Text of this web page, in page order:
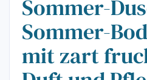
Sommer-
Sommer-
mit zart